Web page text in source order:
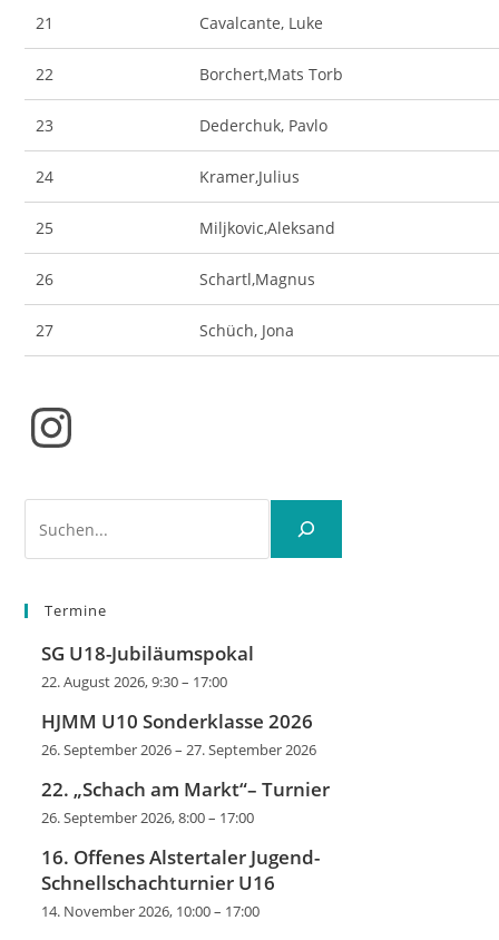
21 Cavalcante, Luke
22 Borchert,Mats Torb
23 Dederchuk, Pavlo
24 Kramer,Julius
25 Miljkovic,Aleksand
26 Schartl,Magnus
27 Schüch, Jona
Instagram
Termine
SG U18-Jubiläumspokal
22. August 2026, 9:30– 17:00
HJMM U10 Sonderklasse 2026
26. September 2026–27. September 2026
22. „Schach am Markt“– Turnier
26. September 2026, 8:00– 17:00
16. Offenes Alstertaler Jugend-
Schnellschachturnier U16
14. November 2026, 10:00– 17:00